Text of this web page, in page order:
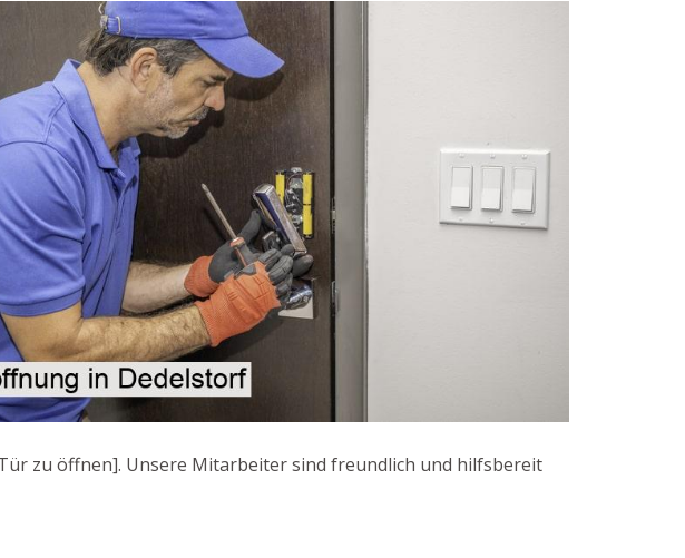
zu öffnen]. Unsere Mitarbeiter sind freundlich und hilfsbereit